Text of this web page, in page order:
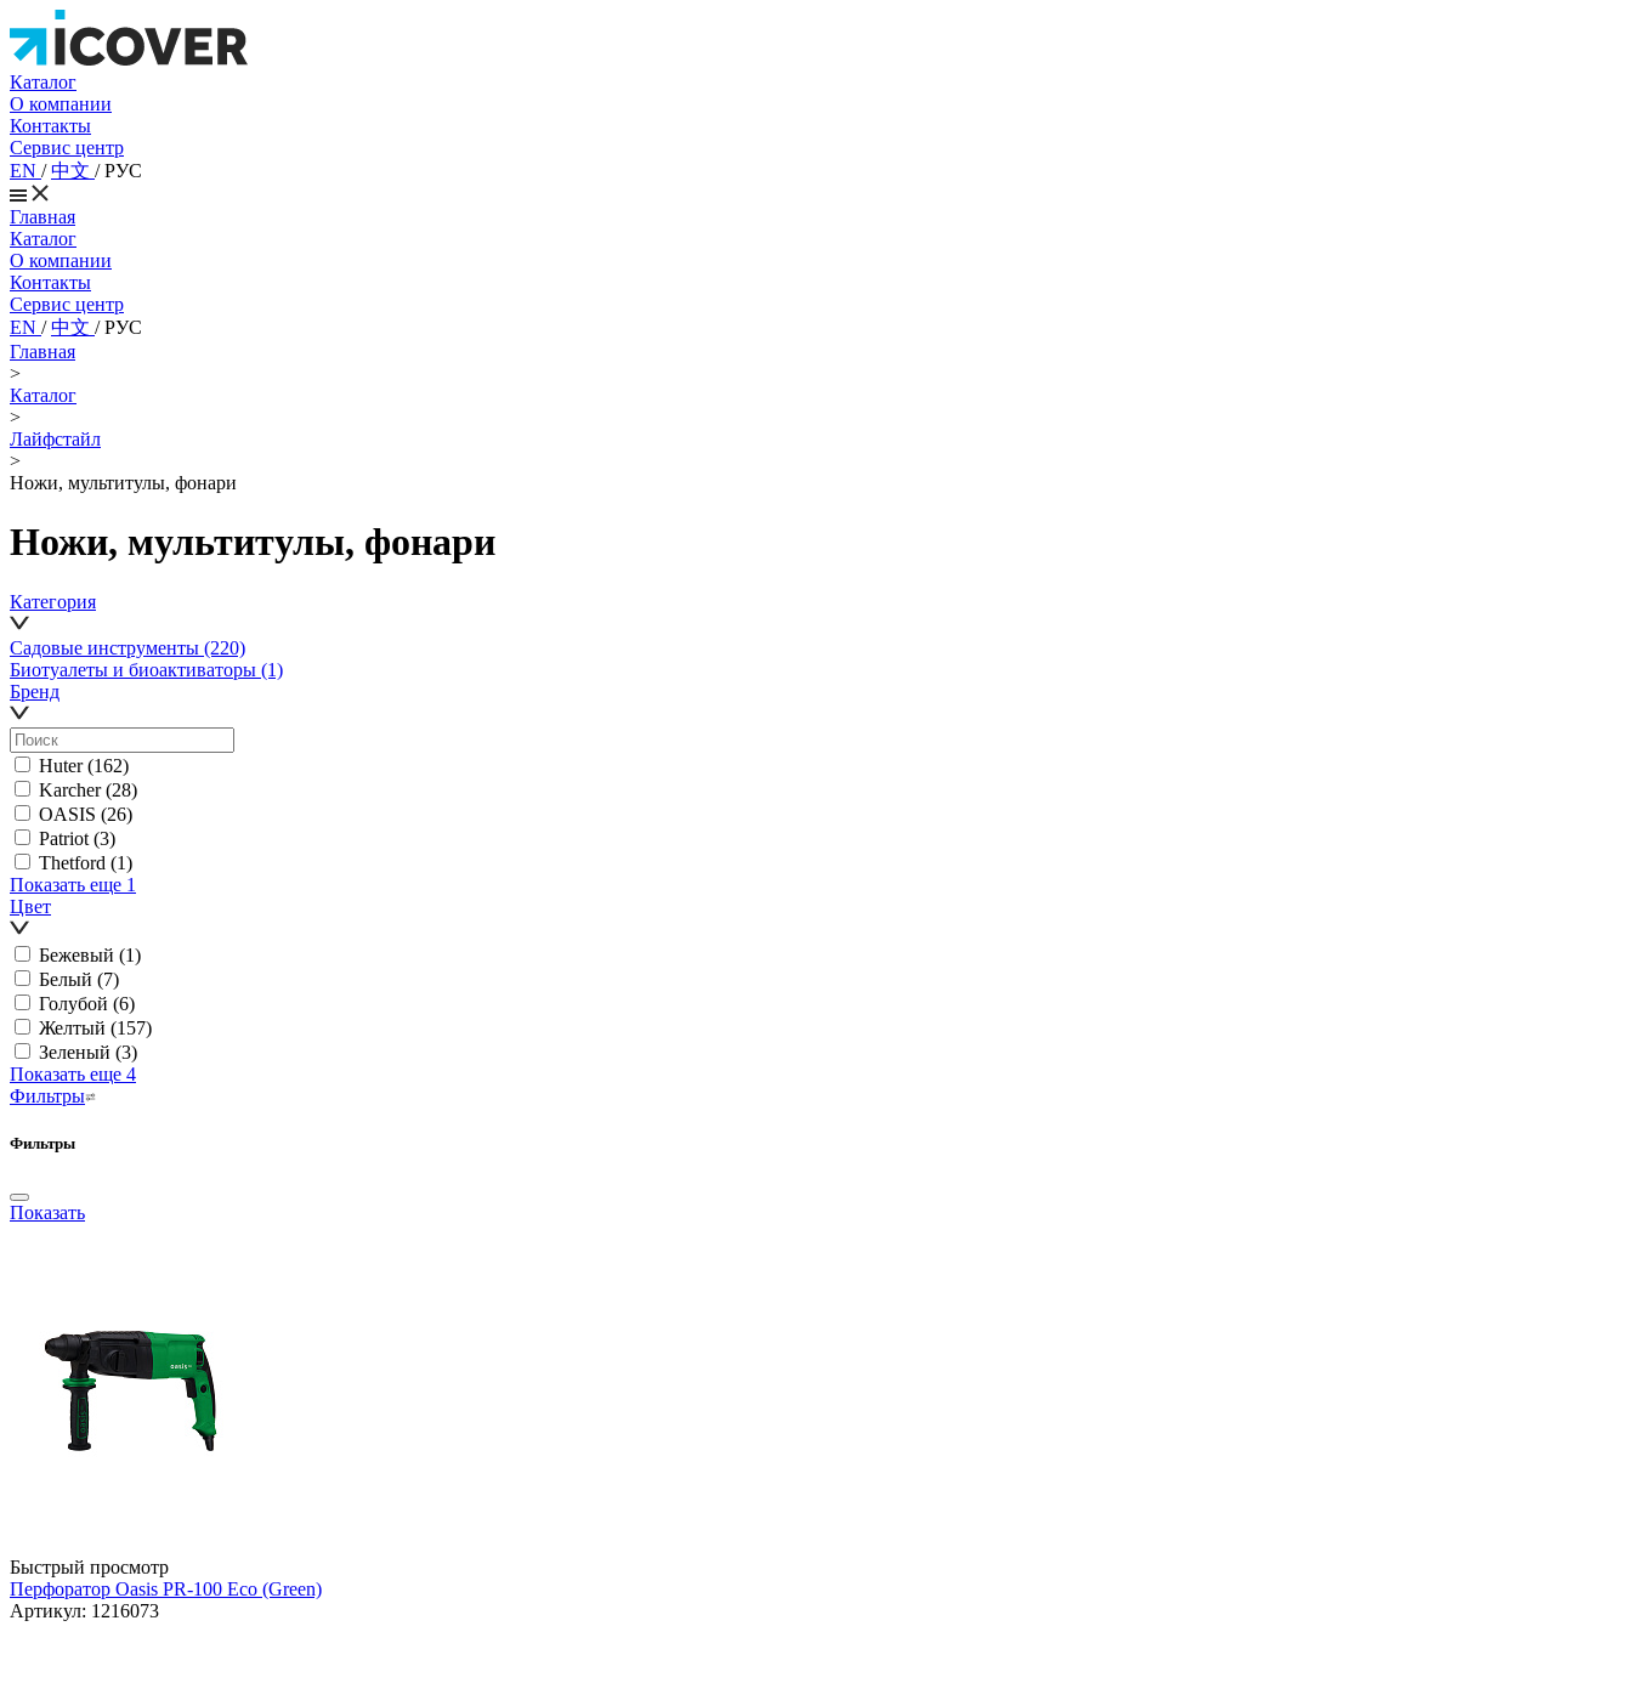
Каталог
О компании
Контакты
Сервис центр
EN /中文 /РУС
Главная
Каталог
О компании
Контакты
Сервис центр
EN /中文 /РУС
Главная
>
Каталог
>
Лайфстайл
>
Ножи, мультитулы, фонари
Ножи, мультитулы, фонари
Категория
Садовые инструменты (220)
Биотуалеты и биоактиваторы (1)
Бренд
Huter (162)
Karcher (28)
OASIS (26)
Patriot (3)
Thetford (1)
Показать еще 1
Цвет
Бежевый (1)
Белый (7)
Голубой (6)
Желтый (157)
Зеленый (3)
Показать еще 4
Фильтры
Фильтры
Показать
Быстрый просмотр
Перфоратор Oasis PR-100 Eco (Green)
Артикул: 1216073